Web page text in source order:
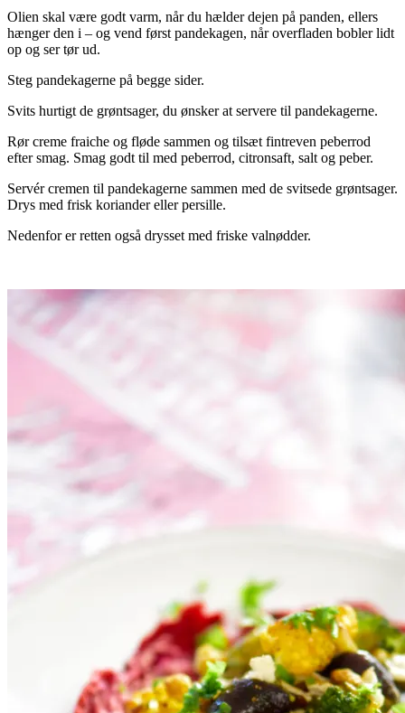
Olien skal være godt varm, når du hælder dejen på panden, ellers
hænger den i – og vend først pandekagen, når overfladen bobler lidt
op og ser tør ud.
Steg pandekagerne på begge sider.
Svits hurtigt de grøntsager, du ønsker at servere til pandekagerne.
Rør creme fraiche og fløde sammen og tilsæt fintreven peberrod
efter smag. Smag godt til med peberrod, citronsaft, salt og peber.
Servér cremen til pandekagerne sammen med de svitsede grøntsager.
Drys med frisk koriander eller persille.
Nedenfor er retten også drysset med friske valnødder.